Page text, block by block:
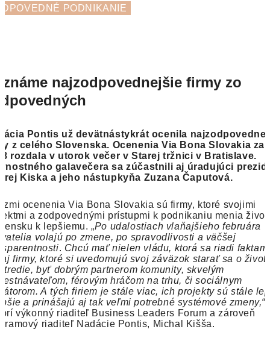
PODNIKANIE
najzodpovednejšie firmy zo
Pontis už devätnástykrát ocenila
z celého Slovenska. Ocenenia Via Bona Slovakia za
rozdala v utorok večer v Starej tržnici v Bratislave.
galavečera sa zúčastnili aj úradujúci
Kiska a jeho nástupkyňa Zuzana Čaputová.
ocenenia Via Bona Slovakia sú firmy, ktoré svojimi
a zodpovednými prístupmi k podnikaniu menia život
k lepšiemu. „Po udalostiach vlaňajšieho februára
volajú po zmene, po spravodlivosti a väčšej
. Chcú mať nielen vládu, ktorá sa riadi
firmy, ktoré si uvedomujú svoj záväzok starať sa o
byť dobrým partnerom komunity, skvelým
férovým hráčom na trhu, či sociálnym
A tých firiem je stále viac, ich projekty sú stále
a prinášajú aj tak veľmi potrebné systémové zmeny,“
výkonný riaditeľ Business Leaders Forum a zároveň
riaditeľ Nadácie Pontis, Michal Kišša.